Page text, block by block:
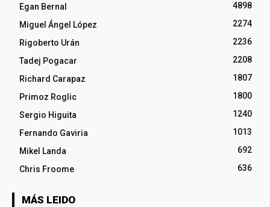
Egan Bernal
4898
Miguel Ángel López
2274
Rigoberto Urán
2236
Tadej Pogacar
2208
Richard Carapaz
1807
Primoz Roglic
1800
Sergio Higuita
1240
Fernando Gaviria
1013
Mikel Landa
692
Chris Froome
636
MÁS LEIDO